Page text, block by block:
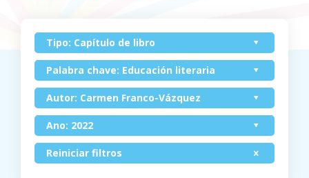
Tipo: Capítulo de libro
Palabra chave: Educación literaria
Autor: Carmen Franco-Vázquez
Ano: 2022
Reiniciar filtros